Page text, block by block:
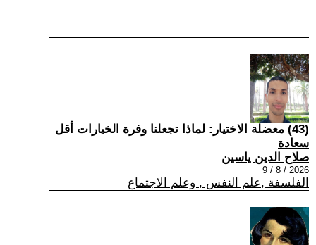
(43) معضلة الاختيار: لماذا تجعلنا وفرة الخيارات أقل
سعادة
صلاح الدين ياسين
2026 / 8 / 9
الفلسفة ,علم النفس , وعلم الاجتماع